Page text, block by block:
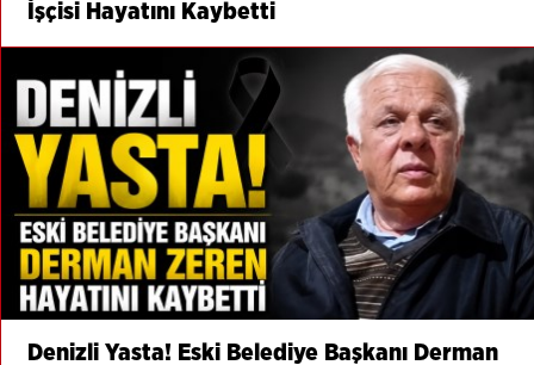
İşçisi Hayatını Kaybetti
Denizli Yasta! Eski Belediye Başkanı Derman